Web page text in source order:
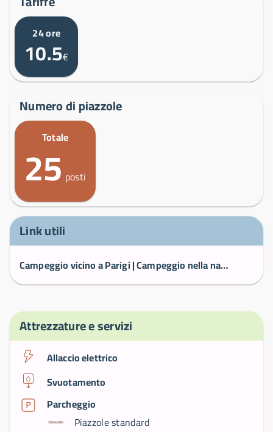
24 ore
10.5€
Numero di piazzole
Totale
25 posti
Link utili
Campeggio vicino a Parigi | Campeggio nella natura in Normandia
Attrezzature e servizi
Allaccio elettrico
Svuotamento
Parcheggio
Piazzole standard